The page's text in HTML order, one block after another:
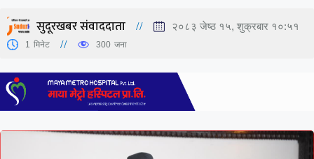
सुदूरखबर संवाददाता २०८३ जेष्ठ १५, शुक्रबार १०:५१
1 मिनेट 300 जना